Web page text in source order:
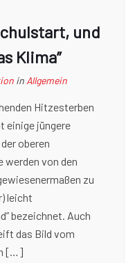
und
Klima”
in Allgemein
Hitzesterben
einige jüngere
oberen
werden von den
zu
leicht
bezeichnet. Auch
das Bild vom
[…]